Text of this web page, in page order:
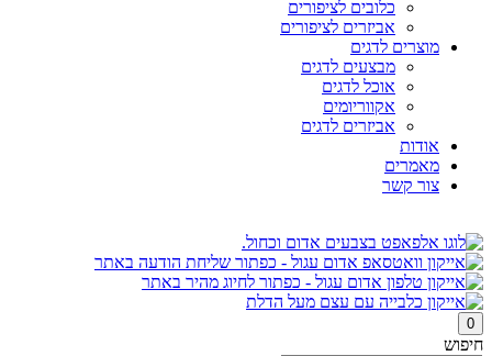
כלובים לציפורים
אביזרים לציפורים
מוצרים לדגים
מבצעים לדגים
אוכל לדגים
אקווריומים
אביזרים לדגים
אודות
מאמרים
צור קשר
0
חיפוש